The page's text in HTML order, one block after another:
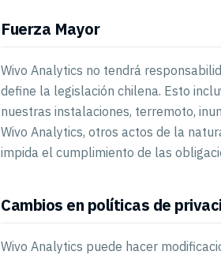
Fuerza Mayor
Wivo Analytics no tendrá
define la legislación chilena. Esto
nuestras instalaciones, terremoto,
Wivo Analytics, otros actos de la
impida el cumplimiento de las
Cambios en políticas de
Wivo Analytics puede hacer